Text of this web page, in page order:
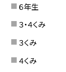
６年生
３・４くみ
３くみ
４くみ